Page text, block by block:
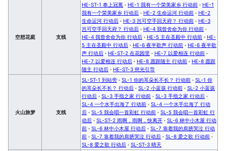
空想花庭 支线
HE-ST-1 奉上冠冕 · HE-1 我有一个荣美家乡 行动前 · HE-1
我有一个荣美家乡 行动后 · HE-2 生命运河 行动前 · HE-2
生命运河 行动后 · HE-3 岂可空手回天府？ 行动前 · HE-3
岂可空手回天府？ 行动后 · HE-4 我曾舍命为你 行动前 ·
HE-4 我曾舍命为你 行动后 · HE-5 主在圣殿中 行动前 · HE-
5 主在圣殿中 行动后 · HE-6 夜半歌声 行动前 · HE-6 夜半歌
声 行动后 · HE-ST-2 在花园里 · HE-7 以爱相连 行动前 ·
HE-7 以爱相连 行动后 · HE-8 愿跟随主 行动前 · HE-8 愿跟
随主 行动后 · HE-ST-3 慈光引导
火山旅梦 支线
SL-ST-1 到站旁 · SL-1 你的耳朵长不长？ 行动前 · SL-1 你
的耳朵长不长？ 行动后 · SL-2 小蓝孩 行动前 · SL-2 小蓝孩
行动后 · SL-3 手指之家 行动前 · SL-3 手指之家 行动后 ·
SL-4 一个水手出海了 行动前 · SL-4 一个水手出海了 行动
后 · SL-5 我会唱一首彩虹 行动前 · SL-5 我会唱一首彩虹 行
动后 · SL-ST-2 雨啊，雨啊，快离开 · SL-6 林中小木屋 行动
前 · SL-6 林中小木屋 行动后 · SL-7 靠着我的肩膀哭泣 行动
前 · SL-7 靠着我的肩膀哭泣 行动后 · SL-8 爱之歌 行动前 ·
SL-8 爱之歌 行动后 · SL-ST-3 晴天